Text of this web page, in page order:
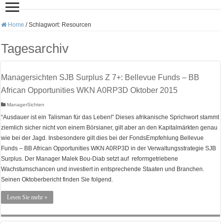
Home / Schlagwort: Resourcen
Tagesarchiv
Managersichten SJB Surplus Z 7+: Bellevue Funds – BB
African Opportunities WKN A0RP3D Oktober 2015
ManagerSichten
“Ausdauer ist ein Talisman für das Leben!” Dieses afrikanische Sprichwort stammt
ziemlich sicher nicht von einem Börsianer, gilt aber an den Kapitalmärkten genau
wie bei der Jagd. Insbesondere gilt dies bei der FondsEmpfehlung Bellevue
Funds – BB African Opportunities WKN A0RP3D in der Verwaltungsstrategie SJB
Surplus. Der Manager Malek Bou-Diab setzt auf reformgetriebene
Wachstumschancen und investiert in entsprechende Staaten und Branchen.
Seinen Oktoberbericht finden Sie folgend.
Lesen Sie mehr »